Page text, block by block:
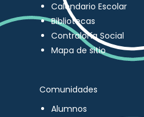
Calendario Escolar
Bibliotecas
Contraloría Social
Mapa de sitio
Comunidades
Alumnos